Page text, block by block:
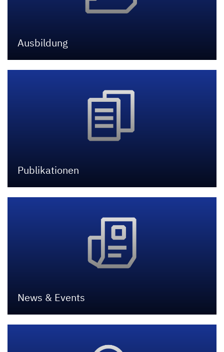
Ausbildung
Publikationen
News & Events